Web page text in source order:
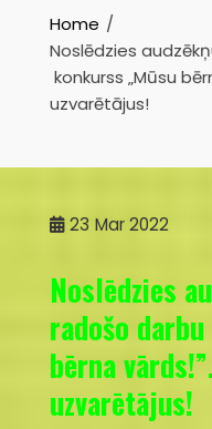
Home
Noslēdzies
konkurss „Mūsu
uzvarētājus!
23 Mar 2022
Noslēdzies
radošo
bērna
uzvarētājus!